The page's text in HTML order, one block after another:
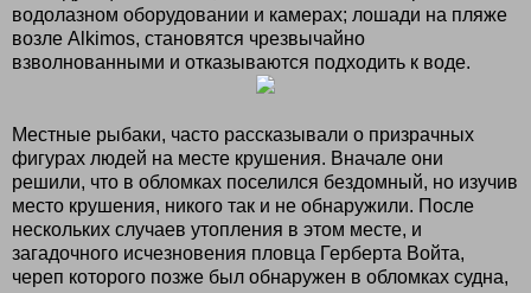
водолазном оборудовании и камерах; лошади на пляже
возле Alkimos, становятся чрезвычайно
взволнованными и отказываются подходить к воде.
Местные рыбаки, часто рассказывали о призрачных
фигурах людей на месте крушения. Вначале они
решили, что в обломках поселился бездомный, но изучив
место крушения, никого так и не обнаружили. После
нескольких случаев утопления в этом месте, и
загадочного исчезновения пловца Герберта Войта,
череп которого позже был обнаружен в обломках судна,